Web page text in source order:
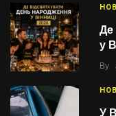
Де
у
By
У